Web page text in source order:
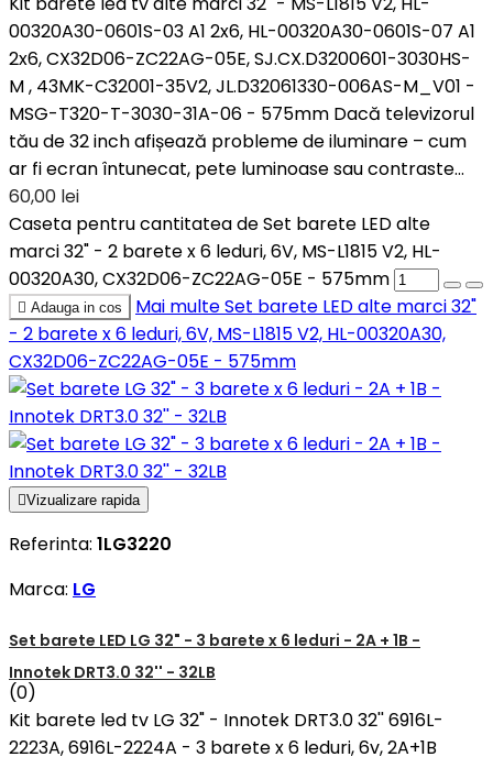
00320A30-0601S-03 A1 2x6, HL-00320A30-0601S-07 A1
2x6, CX32D06-ZC22AG-05E, SJ.CX.D3200601-3030HS-
M , 43MK-C32001-35V2, JL.D32061330-006AS-M_V01 -
MSG-T320-T-3030-31A-06 - 575mm Dacă televizorul
tău de 32 inch afișează probleme de iluminare – cum
ar fi ecran întunecat, pete luminoase sau contraste...
60,00 lei
Caseta pentru cantitatea de Set barete LED alte
marci 32" - 2 barete x 6 leduri, 6V, MS-L1815 V2, HL-
00320A30, CX32D06-ZC22AG-05E - 575mm
 Adauga in cos Mai multeSet barete LED alte marci 32"
- 2 barete x 6 leduri, 6V, MS-L1815 V2, HL-00320A30,
CX32D06-ZC22AG-05E - 575mm
Vizualizare rapida
Referinta: 1LG3220
Marca: LG
Set barete LED LG 32" - 3 barete x 6 leduri - 2A + 1B -
Innotek DRT3.0 32'' - 32LB
(0)
Kit barete led tv LG 32" - Innotek DRT3.0 32'' 6916L-
2223A, 6916L-2224A - 3 barete x 6 leduri, 6v, 2A+1B